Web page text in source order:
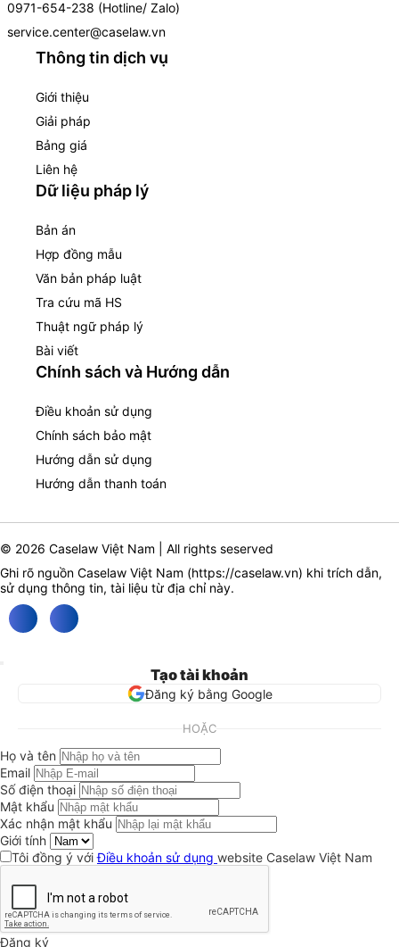
0971-654-238 (Hotline/ Zalo)
service.center@caselaw.vn
Thông tin dịch vụ
Giới thiệu
Giải pháp
Bảng giá
Liên hệ
Dữ liệu pháp lý
Bản án
Hợp đồng mẫu
Văn bản pháp luật
Tra cứu mã HS
Thuật ngữ pháp lý
Bài viết
Chính sách và Hướng dẫn
Điều khoản sử dụng
Chính sách bảo mật
Hướng dẫn sử dụng
Hướng dẫn thanh toán
© 2026 Caselaw Việt Nam | All rights seserved
Ghi rõ nguồn Caselaw Việt Nam (https://caselaw.vn) khi trích dẫn,
sử dụng thông tin, tài liệu từ địa chỉ này.
Tạo tài khoản
Đăng ký bằng Google
HOẶC
Họ và tên
Email
Số điện thoại
Mật khẩu
Xác nhận mật khẩu
Giới tính
Tôi đồng ý vớiĐiều khoản sử dụng website Caselaw Việt Nam
Đăng ký